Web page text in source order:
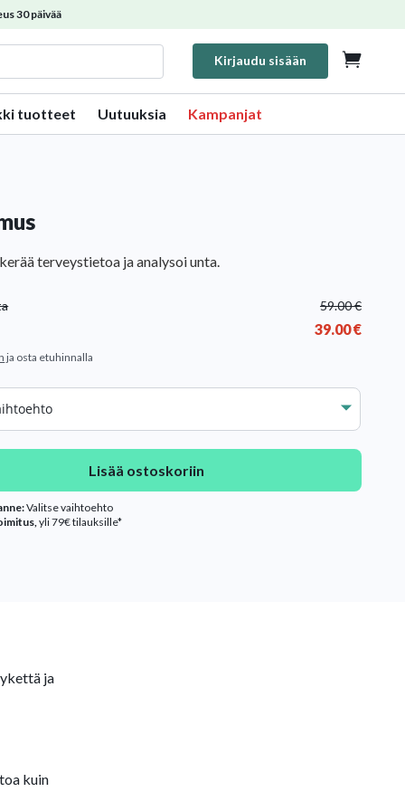
30 päivää
Kirjaudu sisään 
tuotteet Uutuuksia Kampanjat
terveystietoa ja analysoi unta.
59.00€
39.00€
ja osta etuhinnalla
Lisää ostoskoriin
Valitse vaihtoehto
yli 79€ tilauksille*
ja
kuin